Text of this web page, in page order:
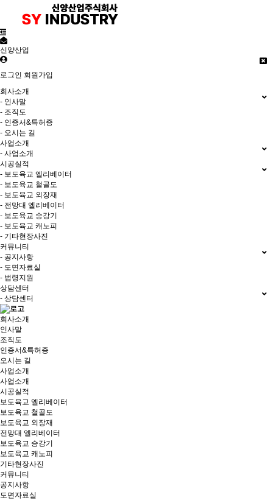
신양산업
로그인 회원가입
회사소개
- 인사말
- 조직도
- 인증서&특허증
- 오시는 길
사업소개
- 사업소개
시공실적
- 보도육교 엘리베이터
- 보도육교 철골도
- 보도육교 외장재
- 전망대 엘리베이터
- 보도육교 승강기
- 보도육교 캐노피
- 기타현장사진
커뮤니티
- 공지사항
- 도면자료실
- 법령지원
상담센터
- 상담센터
회사소개
인사말
조직도
인증서&특허증
오시는 길
사업소개
사업소개
시공실적
보도육교 엘리베이터
보도육교 철골도
보도육교 외장재
전망대 엘리베이터
보도육교 승강기
보도육교 캐노피
기타현장사진
커뮤니티
공지사항
도면자료실